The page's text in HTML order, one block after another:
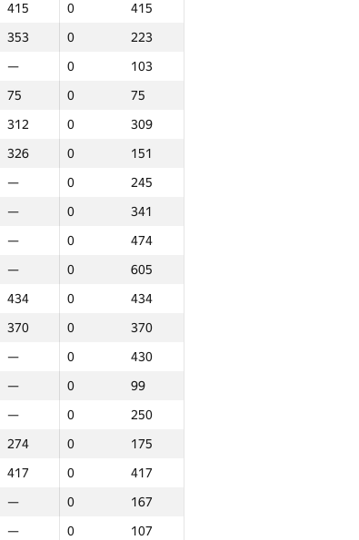
415 0
415
353 0
223
— 0
103
75 0
75
312 0
309
326 0
151
— 0
245
— 0
341
— 0
474
— 0
605
434 0
434
370 0
370
— 0
430
— 0
99
— 0
250
274 0
175
417 0
417
— 0
167
— 0
107
Jami
GP30 O‘rin